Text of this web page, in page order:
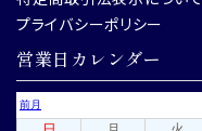
プライバシーポリシー
営業日カレンダー